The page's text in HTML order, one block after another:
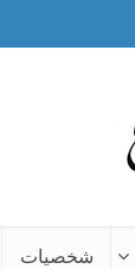
شخصيات